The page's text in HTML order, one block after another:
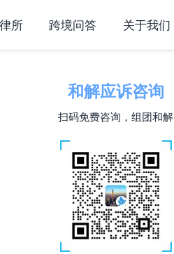
所 跨境问答 关于我们
和解应诉咨询
扫码免费咨询，组团和解